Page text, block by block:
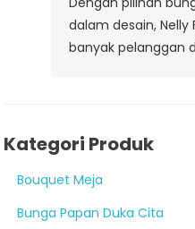
dalam desain,
banyak pelanggan
Kategori Produk
Bouquet Meja
Bunga Papan Duka Cita